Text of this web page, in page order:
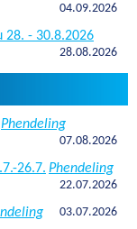
04.09.2026
28. - 30.8.2026
28.08.2026
Phendeling
07.08.2026
26.7. Phendeling
22.07.2026
03.07.2026